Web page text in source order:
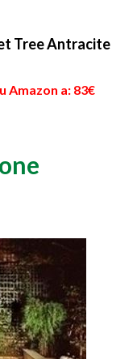
Tree Antracite
Amazon a: 83€